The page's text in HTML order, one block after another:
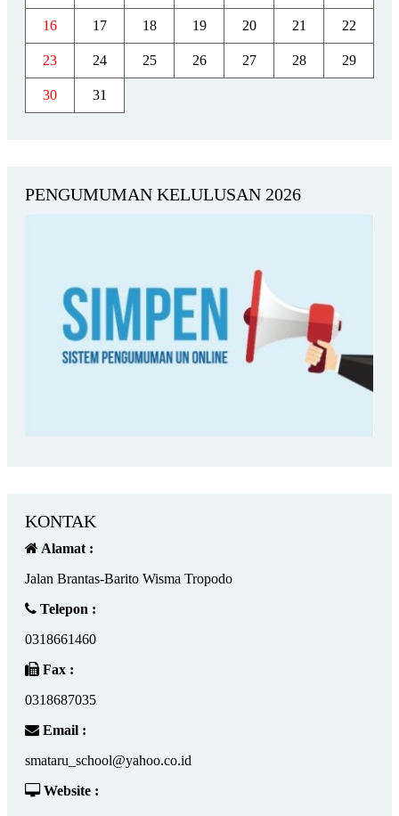
16 17 18 19 20 21 22
23 24 25 26 27 28 29
30 31
PENGUMUMAN KELULUSAN 2026
KONTAK
Alamat :
Jalan Brantas-Barito Wisma Tropodo
Telepon :
0318661460
Fax :
0318687035
Email :
smataru_school@yahoo.co.id
Website :